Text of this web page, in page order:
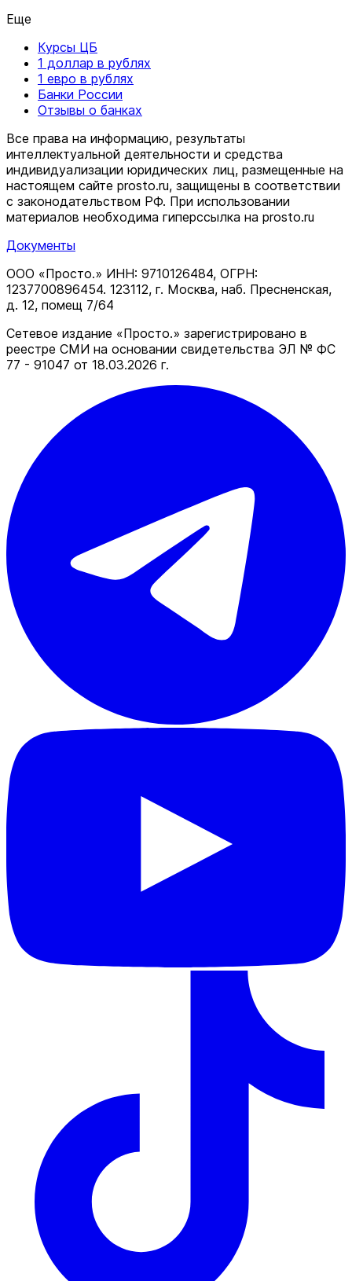
Еще
Курсы ЦБ
1 доллар в рублях
1 евро в рублях
Банки России
Отзывы о банках
Все права на информацию, результаты
интеллектуальной деятельности и средства
индивидуализации юридических лиц, размещенные на
настоящем сайте prosto.ru, защищены в соответствии
c законодательством РФ. При использовании
материалов необходима гиперссылка на prosto.ru
Документы
ООО «Просто.» ИНН: 9710126484, ОГРН:
1237700896454. 123112, г. Москва, наб. Пресненская,
д. 12, помещ 7/64
Сетевое издание «Просто.» зарегистрировано в
реестре СМИ на основании свидетельства ЭЛ № ФС
77 - 91047 от 18.03.2026 г.